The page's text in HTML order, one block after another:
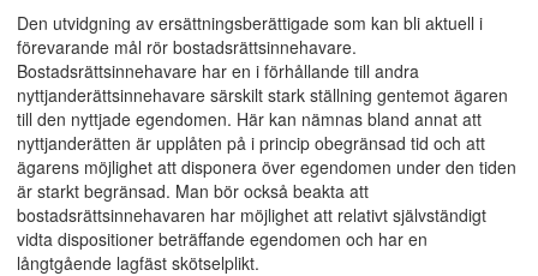
Den utvidgning av ersättningsberättigade som kan bli aktuell i
förevarande mål rör bostadsrättsinnehavare.
Bostadsrättsinnehavare har en i förhållande till andra
nyttjanderättsinnehavare särskilt stark ställning gentemot ägaren
till den nyttjade egendomen. Här kan nämnas bland annat att
nyttjanderätten är upplåten på i princip obegränsad tid och att
ägarens möjlighet att disponera över egendomen under den tiden
är starkt begränsad. Man bör också beakta att
bostadsrättsinnehavaren har möjlighet att relativt självständigt
vidta dispositioner beträffande egendomen och har en
långtgående lagfäst skötselplikt.